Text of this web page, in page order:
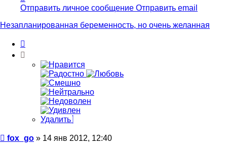
информация
пользователя
fox_go
Отправить личное сообщение Отправить email
Незапланированная беременность, но очень желанная
Удалить
Сообщение
fox_go » 14 янв 2012, 12:40